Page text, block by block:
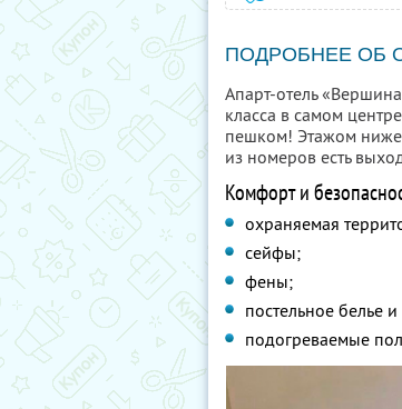
ПОДРОБНЕЕ ОБ
Апарт-отель
класса в самом
пешком! Этажом ниже
из номеров есть
Комфорт и
охраняемая
сейфы;
фены;
постельное белье
подогреваемые